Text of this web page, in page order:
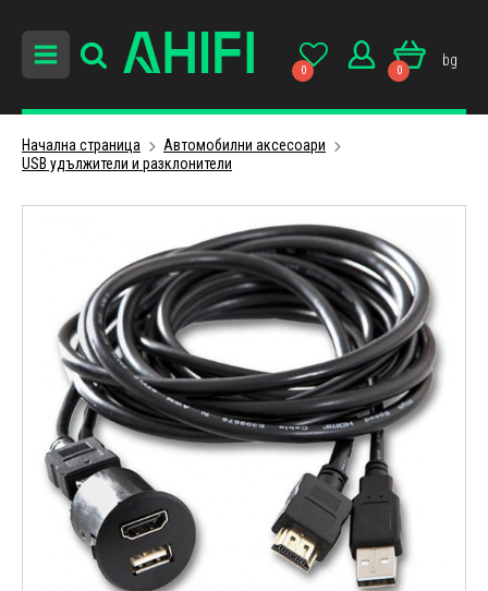
0 0
bg
Начална страница
Автомобилни аксесоари
USB удължители и разклонители